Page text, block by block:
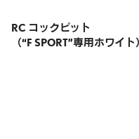
RC コックピット
（“F SPORT”専用ホワイト）